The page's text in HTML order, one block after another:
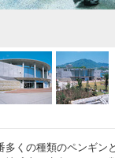
多くの種類のペンギン